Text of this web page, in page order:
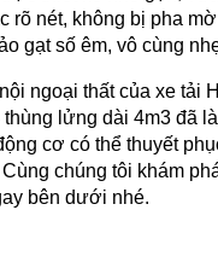
rõ nét, không bị pha
gạt số êm, vô cùng
ngoại thất của xe tải
thùng lửng dài 4m3 đã
cơ có thể thuyết
chúng tôi khám
bên dưới nhé.